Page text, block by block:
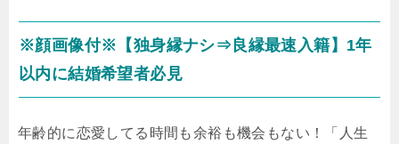
※顔画像付※【独身縁ナシ⇒良縁最速入籍】1年
以内に結婚希望者必見
年齢的に恋愛してる時間も余裕も機会もない！「人生